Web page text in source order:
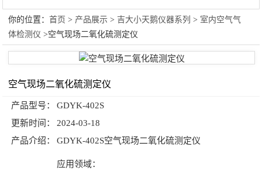
你的位置：首页 > 产品展示 > 吉大小天鹅仪器系列 > 室内空气气
体检测仪 >空气现场二氧化硫测定仪
空气现场二氧化硫测定仪
产品型号：
GDYK-402S
更新时间：
2024-03-18
产品介绍：
GDYK-402S空气现场二氧化硫测定仪
应用领域：